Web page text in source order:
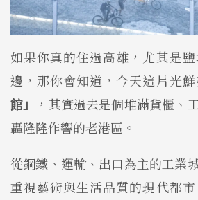
如果你真的住過高雄，尤其是
邊，那你會知道，今天這片光
館」
，其實過去是個堆滿貨櫃、
轟隆隆作響的老港區。
從鋼鐵、運輸、出口為主的工業
重視藝術與生活品質的現代都